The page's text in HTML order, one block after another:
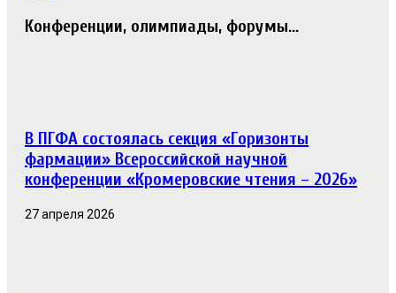
Конференции, олимпиады, форумы...
В ПГФА состоялась секция «Горизонты
фармации» Всероссийской научной
конференции «Кромеровские чтения – 2026»
27 апреля 2026